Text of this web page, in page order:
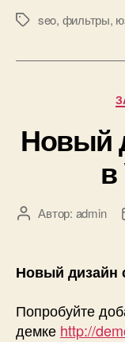
Меткиseo, фильтры,
Новый
АвторАвтор: admin
Новый дизайн
Попробуйте
демке http://